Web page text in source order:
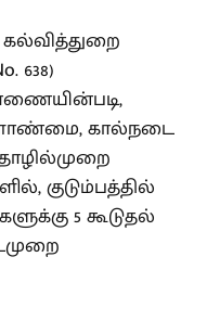
கல்வித்துறை
638)
கால்நடை
குடும்பத்தில்
5 கூடுதல்